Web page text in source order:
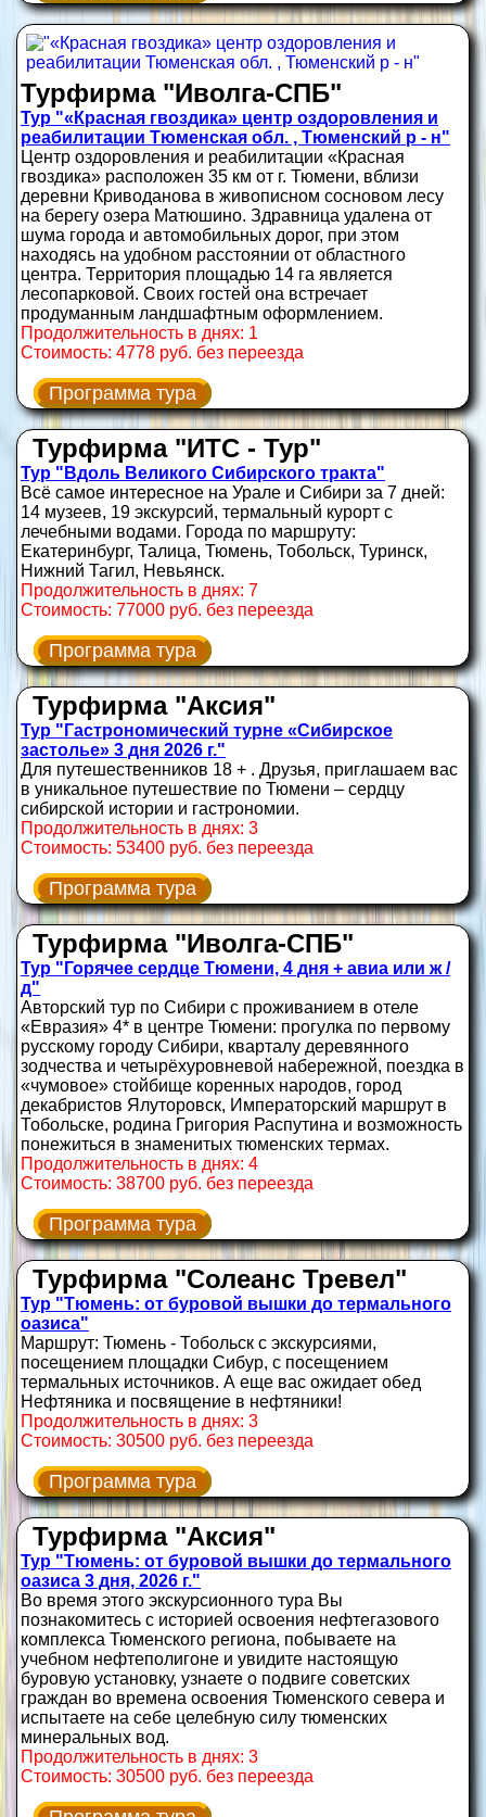
Турфирма "Иволга-СПБ"
Тур "«Красная гвоздика» центр оздоровления и
реабилитации Тюменская обл. , Тюменский р - н"
Центр оздоровления и реабилитации «Красная
гвоздика» расположен 35 км от г. Тюмени, вблизи
деревни Криводанова в живописном сосновом лесу
на берегу озера Матюшино. Здравница удалена от
шума города и автомобильных дорог, при этом
находясь на удобном расстоянии от областного
центра. Территория площадью 14 га является
лесопарковой. Своих гостей она встречает
продуманным ландшафтным оформлением.
Продолжительность в днях: 1
Стоимость: 4778 руб. без переезда
Программа тура
Турфирма "ИТС - Тур"
Тур "Вдоль Великого Сибирского тракта"
Всё самое интересное на Урале и Сибири за 7 дней:
14 музеев, 19 экскурсий, термальный курорт с
лечебными водами. Города по маршруту:
Екатеринбург, Талица, Тюмень, Тобольск, Туринск,
Нижний Тагил, Невьянск.
Продолжительность в днях: 7
Стоимость: 77000 руб. без переезда
Программа тура
Турфирма "Аксия"
Тур "Гастрономический турне «Сибирское
застолье» 3 дня 2026 г."
Для путешественников 18 + . Друзья, приглашаем вас
в уникальное путешествие по Тюмени – сердцу
сибирской истории и гастрономии.
Продолжительность в днях: 3
Стоимость: 53400 руб. без переезда
Программа тура
Турфирма "Иволга-СПБ"
Тур "Горячее сердце Тюмени, 4 дня + авиа или ж /
д"
Авторский тур по Сибири с проживанием в отеле
«Евразия» 4* в центре Тюмени: прогулка по первому
русскому городу Сибири, кварталу деревянного
зодчества и четырёхуровневой набережной, поездка в
«чумовое» стойбище коренных народов, город
декабристов Ялуторовск, Императорский маршрут в
Тобольске, родина Григория Распутина и возможность
понежиться в знаменитых тюменских термах.
Продолжительность в днях: 4
Стоимость: 38700 руб. без переезда
Программа тура
Турфирма "Солеанс Тревел"
Тур "Тюмень: от буровой вышки до термального
оазиса"
Маршрут: Тюмень - Тобольск с экскурсиями,
посещением площадки Сибур, с посещением
термальных источников. А еще вас ожидает обед
Нефтяника и посвящение в нефтяники!
Продолжительность в днях: 3
Стоимость: 30500 руб. без переезда
Программа тура
Турфирма "Аксия"
Тур "Тюмень: от буровой вышки до термального
оазиса 3 дня, 2026 г."
Во время этого экскурсионного тура Вы
познакомитесь с историей освоения нефтегазового
комплекса Тюменского региона, побываете на
учебном нефтеполигоне и увидите настоящую
буровую установку, узнаете о подвиге советских
граждан во времена освоения Тюменского севера и
испытаете на себе целебную силу тюменских
минеральных вод.
Продолжительность в днях: 3
Стоимость: 30500 руб. без переезда